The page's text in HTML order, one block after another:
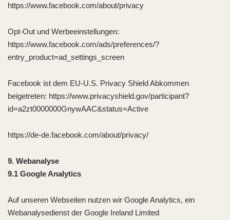
https://www.facebook.com/about/privacy
Opt-Out und Werbeeinstellungen:
https://www.facebook.com/ads/preferences/?
entry_product=ad_settings_screen
Facebook ist dem EU-U.S. Privacy Shield Abkommen
beigetreten: https://www.privacyshield.gov/participant?
id=a2zt0000000GnywAAC&status=Active
https://de-de.facebook.com/about/privacy/
9. Webanalyse
9.1 Google Analytics
Auf unseren Webseiten nutzen wir Google Analytics, ein
Webanalysedienst der Google Ireland Limited